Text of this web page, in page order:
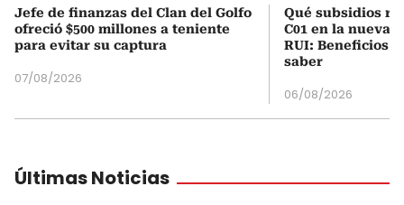
Jefe de finanzas del Clan del Golfo
ofreció $500 millones a teniente
para evitar su captura
07/08/2026
Qué subsidios
C01 en la nueva
RUI: Beneficios
saber
06/08/2026
Últimas Noticias